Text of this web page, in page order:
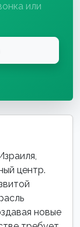
или
центр.
новые